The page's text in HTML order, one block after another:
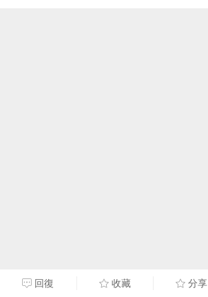
回復 收藏 分享